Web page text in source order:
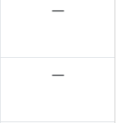
—
—